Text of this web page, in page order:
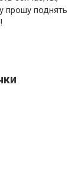
прошу поднять